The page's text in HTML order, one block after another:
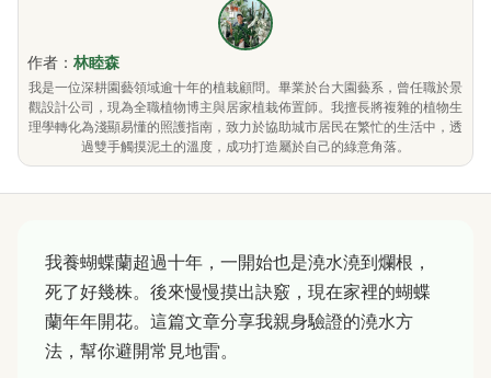
作者： 林睦森
我是一位深耕園藝領域逾十年的植栽顧問。畢業於台大園藝系，曾任職於景
觀設計公司，現為全職植物博主與居家植栽佈置師。我擅長將複雜的植物生
理學轉化為淺顯易懂的照護指南，致力於協助城市居民在繁忙的生活中，透
過雙手觸摸泥土的溫度，成功打造屬於自己的綠意角落。
我養蝴蝶蘭超過十年，一開始也是澆水澆到爛根，
死了好幾株。後來慢慢摸出訣竅，現在家裡的蝴蝶
蘭年年開花。這篇文章分享我親身驗證的澆水方
法，幫你避開常見地雷。